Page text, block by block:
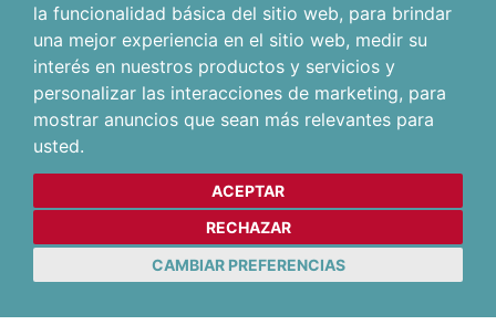
la funcionalidad básica del sitio web, para brindar
una mejor experiencia en el sitio web, medir su
interés en nuestros productos y servicios y
personalizar las interacciones de marketing, para
mostrar anuncios que sean más relevantes para
usted.
ACEPTAR
RECHAZAR
CAMBIAR PREFERENCIAS